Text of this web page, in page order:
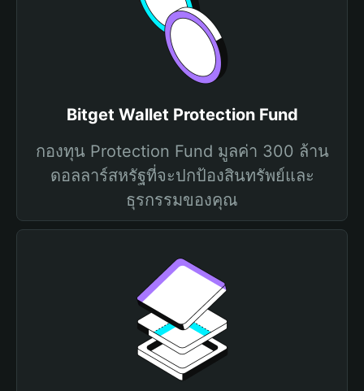
Bitget Wallet Protection Fund
กองทุน Protection Fund มูลค่า 300 ล้าน
ดอลลาร์สหรัฐที่จะปกป้องสินทรัพย์และ
ธุรกรรมของคุณ